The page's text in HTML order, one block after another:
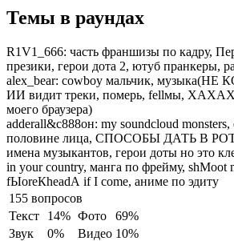
Темы в раундах
R1V1_666: часть франшизы по кадру,
презики, герои дота 2, ютуб пранкеры,
alex_bear: cowboy мальчик,
ИИ видит треки, померь, fellмы,
моего браузера)
adderall&с888он: my soundcloud
половине лица, СПОСОБЫ ДАТЬ В
имена музыкантов, герои доты но это
in your country, манга по фрейму, shМoot
fЫoreКheadА if I come, аниме по эдиту
155 вопросов
Текст
14% Фото
69%
Звук
0% Видео 10%